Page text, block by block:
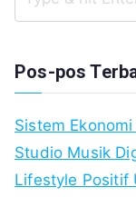
Pos-pos
Sistem
Studio Musik
Lifestyle Positif